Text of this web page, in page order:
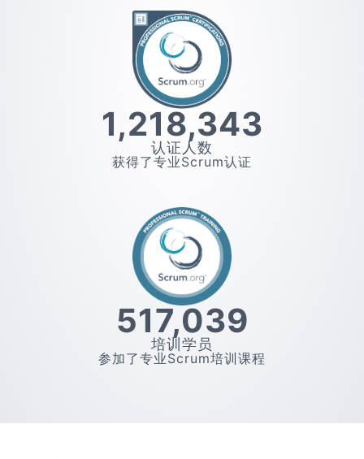
1,218,343
认证人数
获得了专业Scrum认证
517,039
培训学员
参加了专业Scrum培训课程